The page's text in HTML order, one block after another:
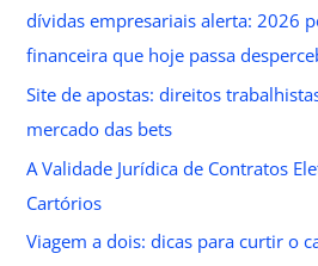
dívidas empresariais alerta: 2026
financeira que hoje passa
Site de apostas: direitos
mercado das bets
A Validade Jurídica de Contratos
Cartórios
Viagem a dois: dicas para curtir o